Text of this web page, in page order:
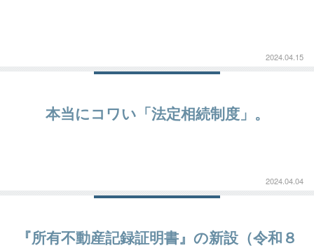
2024.04.15
本当にコワい「法定相続制度」。
2024.04.04
『所有不動産記録証明書』の新設（令和８